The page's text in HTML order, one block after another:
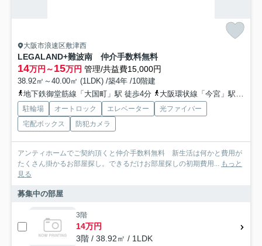
大阪市浪速区敷津西
LEGALAND+難波南 仲介手数料無料
14万円～15万円 管理/共益費15,000円
38.92㎡～40.00㎡ (1LDK) /築4年 /10階建
地下鉄御堂筋線「大国町」駅 徒歩4分
大阪環状線「今宮」駅 徒歩7分
駐輪場 オートロック エレベーター
光ファイバー
宅配ボックス
防犯カメラ
アンティホームでご契約頂くと仲介手数料無料 新生活は何かと費用が
たくさん掛かるお部屋探し。できるだけお部屋探しの初期費用...
もっと
見る
募集中の部屋
3階
14万円
3階 / 38.92㎡ / 1LDK